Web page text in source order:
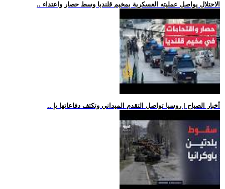
.. الاحتلال يواصل عمليته العسكرية بمخيم قلنديا وسط حصار واعتداء
.. أخبار الصباح | روسيا تواصل التقدم الميداني وتكثف دفاعاتها بإ